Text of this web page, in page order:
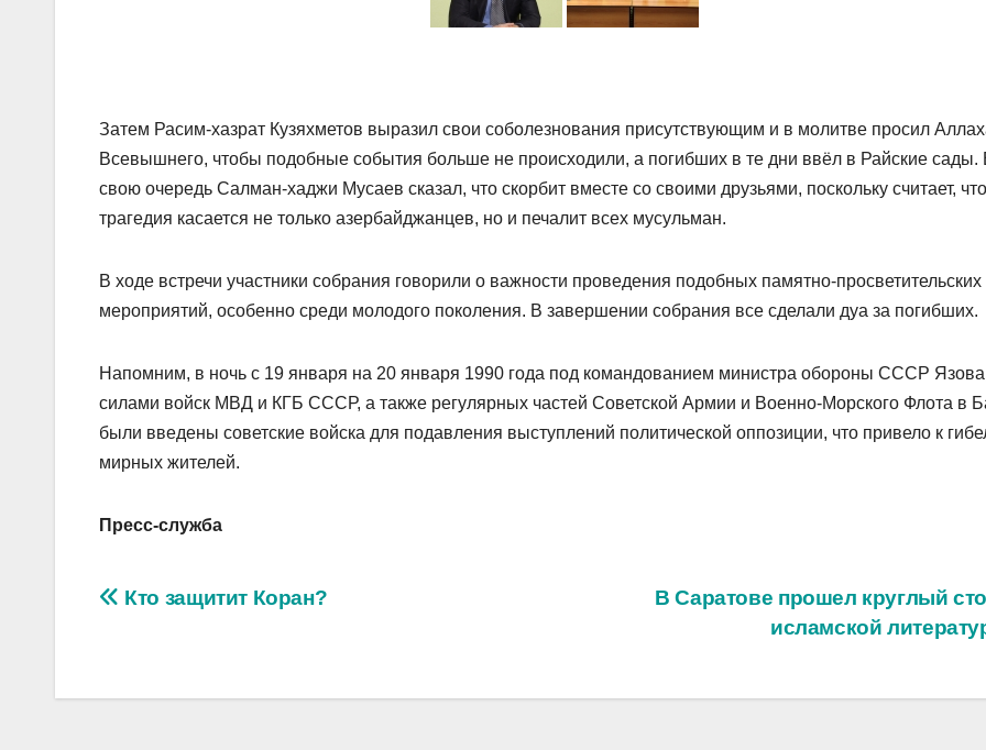
Затем Расим-хазрат Кузяхметов выразил свои соболезнования присутствующим и в молитве просил
Всевышнего, чтобы подобные события больше не происходили, а погибших в те дни ввёл в Райские сады.
свою очередь Салман-хаджи Мусаев сказал, что скорбит вместе со своими друзьями, поскольку считает,
трагедия касается не только азербайджанцев, но и печалит всех мусульман.
В ходе встречи участники собрания говорили о важности проведения подобных памятно-просветительских
мероприятий, особенно среди молодого поколения. В завершении собрания все сделали дуа за погибших.
Напомним, в ночь с 19 января на 20 января 1990 года под командованием министра обороны СССР
силами войск МВД и КГБ СССР, а также регулярных частей Советской Армии и Военно-Морского Флота в
были введены советские войска для подавления выступлений политической оппозиции, что привело к
мирных жителей.
Пресс-служба
Навигация
записям
В Саратове прошел круглый
исламской
Кто защитит Коран?